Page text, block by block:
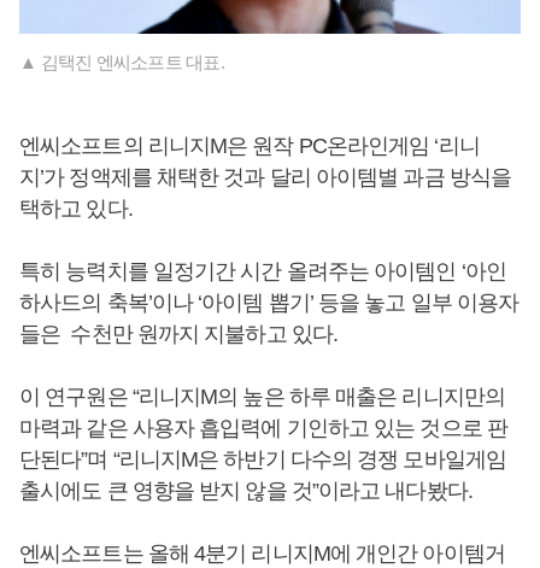
▲ 김택진 엔씨소프트 대표.
엔씨소프트의 리니지M은 원작 PC온라인게임 ‘리니
지’가 정액제를 채택한 것과 달리 아이템별 과금 방식을
택하고 있다.
특히 능력치를 일정기간 시간 올려주는 아이템인 ‘아인
하사드의 축복’이나 ‘아이템 뽑기’ 등을 놓고 일부 이용자
들은 수천만 원까지 지불하고 있다.
이 연구원은 “리니지M의 높은 하루 매출은 리니지만의
마력과 같은 사용자 흡입력에 기인하고 있는 것으로 판
단된다”며 “리니지M은 하반기 다수의 경쟁 모바일게임
출시에도 큰 영향을 받지 않을 것”이라고 내다봤다.
엔씨소프트는 올해 4분기 리니지M에 개인간 아이템거